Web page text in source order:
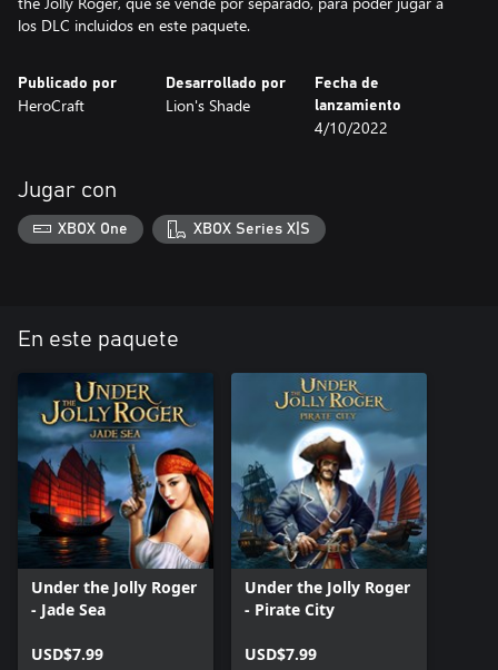
los DLC incluidos en este paquete.
Publicado por
HeroCraft
Desarrollado por
Lion's Shade
Fecha de
lanzamiento
4/10/2022
Jugar con
XBOX One XBOX Series X|S
En este paquete
Under the Jolly Roger
- Jade Sea
USD$7.99
Under the Jolly Roger
- Pirate City
USD$7.99